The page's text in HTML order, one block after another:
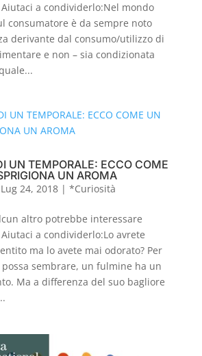
a condividerlo:Nel mondo
consumatore è da sempre noto
derivante dal consumo/utilizzo di
e non – sia condizionata
UN TEMPORALE: ECCO COME
UN AROMA
Lug 24, 2018| *Curiosità
altro potrebbe interessare
a condividerlo:Lo avrete
ma lo avete mai odorato? Per
sembrare, un fulmine ha un
Ma a differenza del suo bagliore